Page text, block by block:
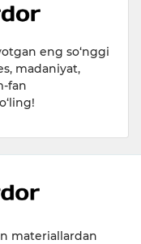
eng so‘nggi
madaniyat,
fan
materiallardan